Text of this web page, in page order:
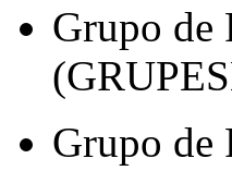
Grupo de
Grupo de